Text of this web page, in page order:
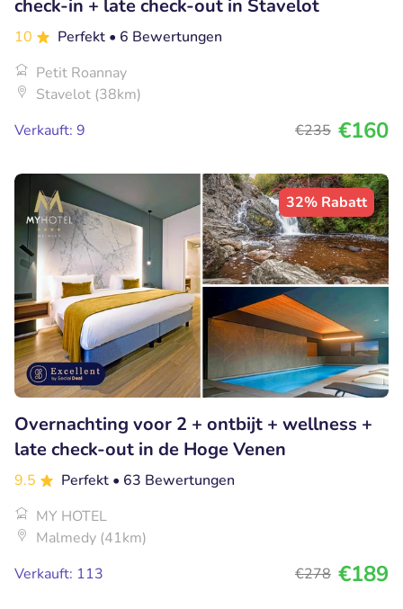
check-in + late check-out in Stavelot
10 Perfekt • 6 Bewertungen
Petit Roannay
Stavelot (38km)
Verkauft: 9
€235 €160
32% Rabatt
Overnachting voor 2 + ontbijt + wellness +
late check-out in de Hoge Venen
9.5 Perfekt • 63 Bewertungen
MY HOTEL
Malmedy (41km)
Verkauft: 113
€278 €189